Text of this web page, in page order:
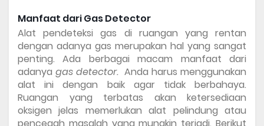
Manfaat dari Gas Detector
Alat pendeteksi gas di ruangan yang rentan
dengan adanya gas merupakan hal yang sangat
penting. Ada berbagai macam manfaat dari
adanya gas detector. Anda harus menggunakan
alat ini dengan baik agar tidak berbahaya.
Ruangan yang terbatas akan ketersediaan
oksigen jelas memerlukan alat pelindung atau